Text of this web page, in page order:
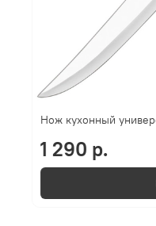
Нож кухонный
1 290 р.